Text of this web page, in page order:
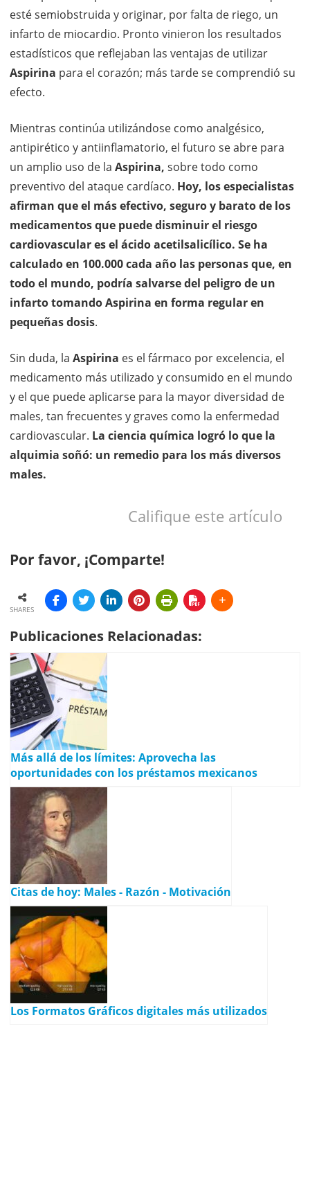
esté semiobstruida y originar, por falta de riego, un
infarto de miocardio. Pronto vinieron los resultados
estadísticos que reflejaban las ventajas de utilizar
Aspirina para el corazón; más tarde se comprendió su
efecto.
Mientras continúa utilizándose como analgésico,
antipirético y antiinflamatorio, el futuro se abre para
un amplio uso de la Aspirina, sobre todo como
preventivo del ataque cardíaco. Hoy, los especialistas
afirman que el más efectivo, seguro y barato de los
medicamentos que puede disminuir el riesgo
cardiovascular es el ácido acetilsalicílico. Se ha
calculado en 100.000 cada año las personas que, en
todo el mundo, podría salvarse del peligro de un
infarto tomando Aspirina en forma regular en
pequeñas dosis.
Sin duda, la Aspirina es el fármaco por excelencia, el
medicamento más utilizado y consumido en el mundo
y el que puede aplicarse para la mayor diversidad de
males, tan frecuentes y graves como la enfermedad
cardiovascular. La ciencia química logró lo que la
alquimia soñó: un remedio para los más diversos
males.
Califique este artículo
Por favor, ¡Comparte!
SHARES
Publicaciones Relacionadas:
Más allá de los límites: Aprovecha las
oportunidades con los préstamos mexicanos
Citas de hoy: Males - Razón - Motivación
Los Formatos Gráficos digitales más utilizados